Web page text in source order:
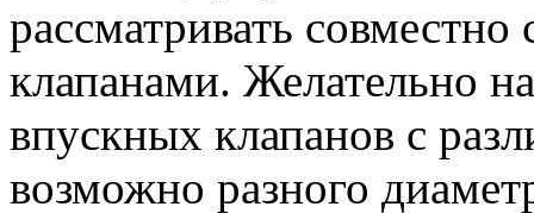
рассматривать
клапанами. Желательно
впускных клапанов с
возможно разного